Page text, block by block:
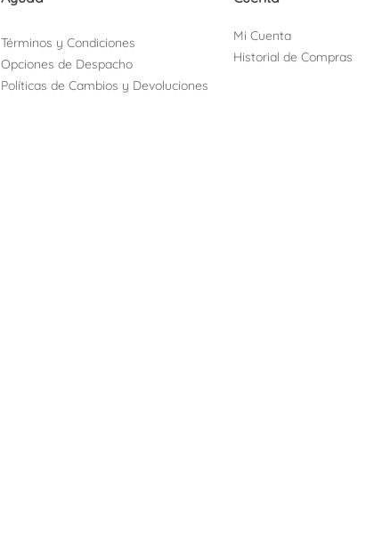
Términos y Condiciones
Opciones de Despacho
Políticas de Cambios y Devoluciones
Mi Cuenta
Historial de Compras